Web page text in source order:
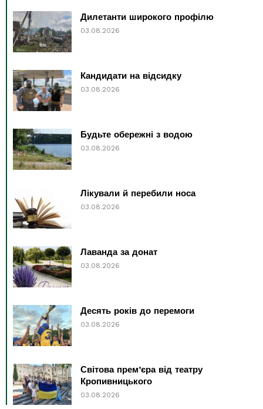
Дилетанти широкого профілю
03.08.2026
Кандидати на відсидку
03.08.2026
Будьте обережні з водою
03.08.2026
Лікували й перебили носа
03.08.2026
Лаванда за донат
03.08.2026
Десять років до перемоги
03.08.2026
Світова прем’єра від театру
Кропивницького
03.08.2026